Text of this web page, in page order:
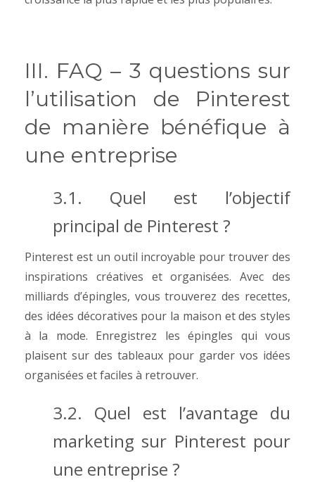
III. FAQ – 3 questions sur
l’utilisation de Pinterest
de manière bénéfique à
une entreprise
3.1. Quel est l’objectif
principal de Pinterest ?
Pinterest est un outil incroyable pour trouver des
inspirations créatives et organisées. Avec des
milliards d’épingles, vous trouverez des recettes,
des idées décoratives pour la maison et des styles
à la mode. Enregistrez les épingles qui vous
plaisent sur des tableaux pour garder vos idées
organisées et faciles à retrouver.
3.2. Quel est l’avantage du
marketing sur Pinterest pour
une entreprise ?